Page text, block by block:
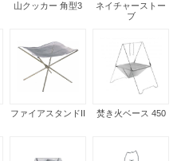
山クッカー 角型3
ネイチャーストー
ブ
ファイアスタンドII 焚き火ベース 450